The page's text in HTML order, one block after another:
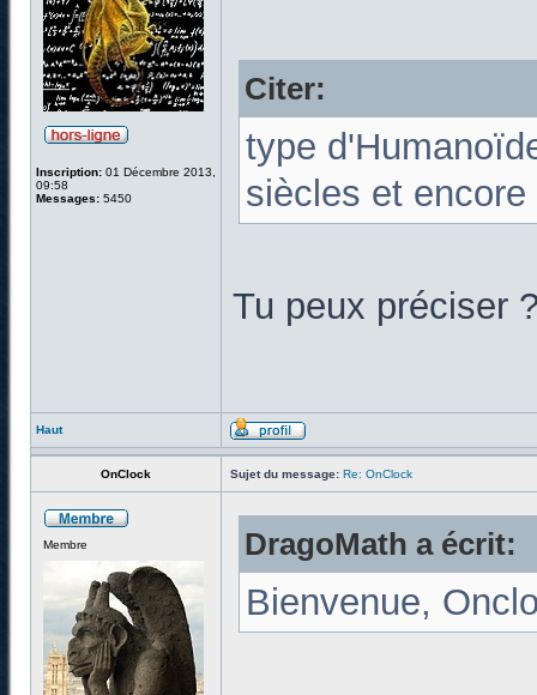
Inscription: 01 Décembre 2013,
09:58
Messages: 5450
Citer:
type
siècles et
Tu peux préciser
Haut
OnClock Sujet du message: Re: OnClock
Membre DragoMath a écrit:
Bienvenue,